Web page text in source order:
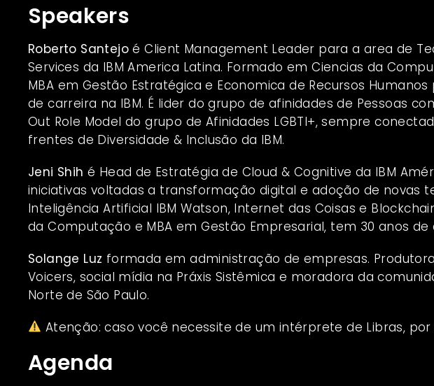
Speakers
Roberto Santejo é Client Management Leader para a area de
Services da IBM America Latina. Formado em Ciencias da
MBA em Gestão Estratégica e Economica de Recursos Humanos
de carreira na IBM. É lider do grupo de afinidades de Pessoas
Out Role Model do grupo de Afinidades LGBTI+, sempre
frentes de Diversidade & Inclusão da IBM.
Jeni Shih é Head de Estratégia de Cloud & Cognitive da IBM
iniciativas voltadas a transformação digital e adoção de novas
Inteligência Artificial IBM Watson, Internet das Coisas e
da Computação e MBA em Gestão Empresarial, tem 30 anos de
Solange Luz formada em administração de empresas.
Voicers, social mídia na Práxis Sistêmica e moradora da
Norte de São Paulo.
Atenção: caso você necessite de um intérprete de Libras, por
Agenda